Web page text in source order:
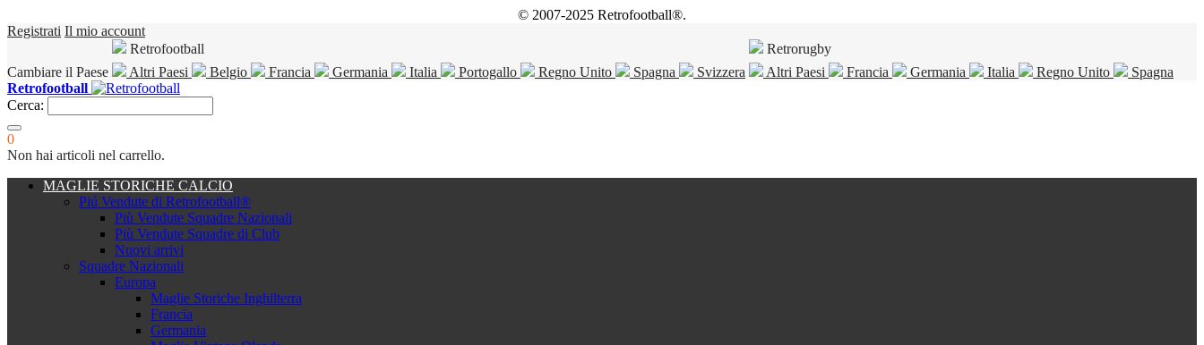
© 2007-2025 Retrofootball®.
Registrati Il mio account
Cambiare il Paese
Retrofootball
Altri Paesi
Belgio Francia Germania Italia Portogallo Regno Unito Spagna Svizzera
Retrorugby
Altri Paesi
Francia Germania Italia Regno Unito
Spagna
Retrofootball
Cerca:
0
Non hai articoli nel carrello.
MAGLIE STORICHE CALCIO
Piú Vendute di Retrofootball®
Più Vendute Squadre Nazionali
Più Vendute Squadre di Club
Nuovi arrivi
Squadre Nazionali
Europa
Maglie Storiche Inghilterra
Francia
Germania